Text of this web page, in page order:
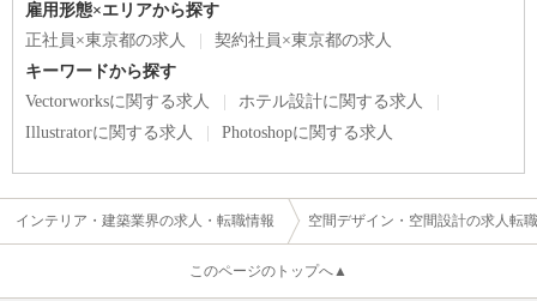
雇用形態×エリアから探す
正社員×東京都の求人
契約社員×東京都の求人
キーワードから探す
Vectorworksに関する求人
ホテル設計に関する求人
Illustratorに関する求人
Photoshopに関する求人
インテリア・建築業界の求人・転職情報 空間デザイン・空間設計の求人転
このページのトップへ▲